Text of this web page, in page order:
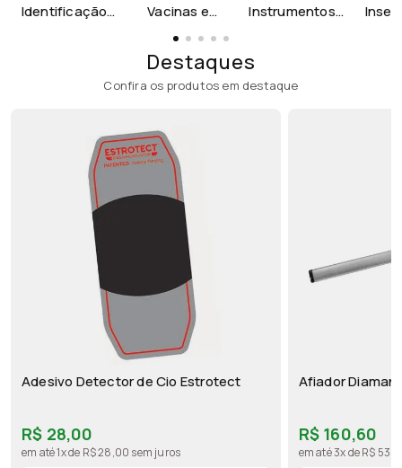
Identificação
Vacinas e
Instrumentos
Destaques
Confira os produtos em destaque
Adesivo Detector de Cio Estrotect
R$ 28,00
em até 1x de R$ 28,00 sem juros
Afiador
R$ 160,60
em até 3x de R$